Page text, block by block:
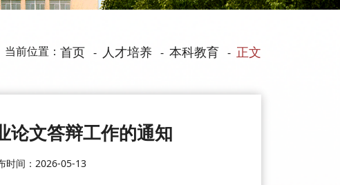
当前位置： 首页 - 人才培养 - 本科教育 - 正文
论文答辩工作的通知
时间：2026-05-13